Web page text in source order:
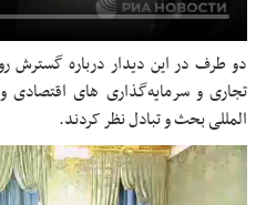
دو طرف در این دیدار درباره گسترش
تجاری و سرمایه‌گذاری های
المللی بحث و تبادل نظر کردند.